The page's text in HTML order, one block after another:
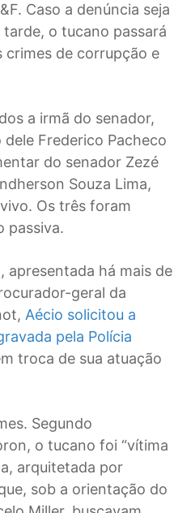
Caso a denúncia seja
o tucano passará
crimes de corrupção e
a irmã do senador,
Frederico Pacheco
do senador Zezé
Souza Lima,
Os três foram
passiva.
apresentada há mais de
geral da
Aécio solicitou a
pela Polícia
troca de sua atuação
Segundo
o tucano foi “vítima
arquitetada por
sob a orientação do